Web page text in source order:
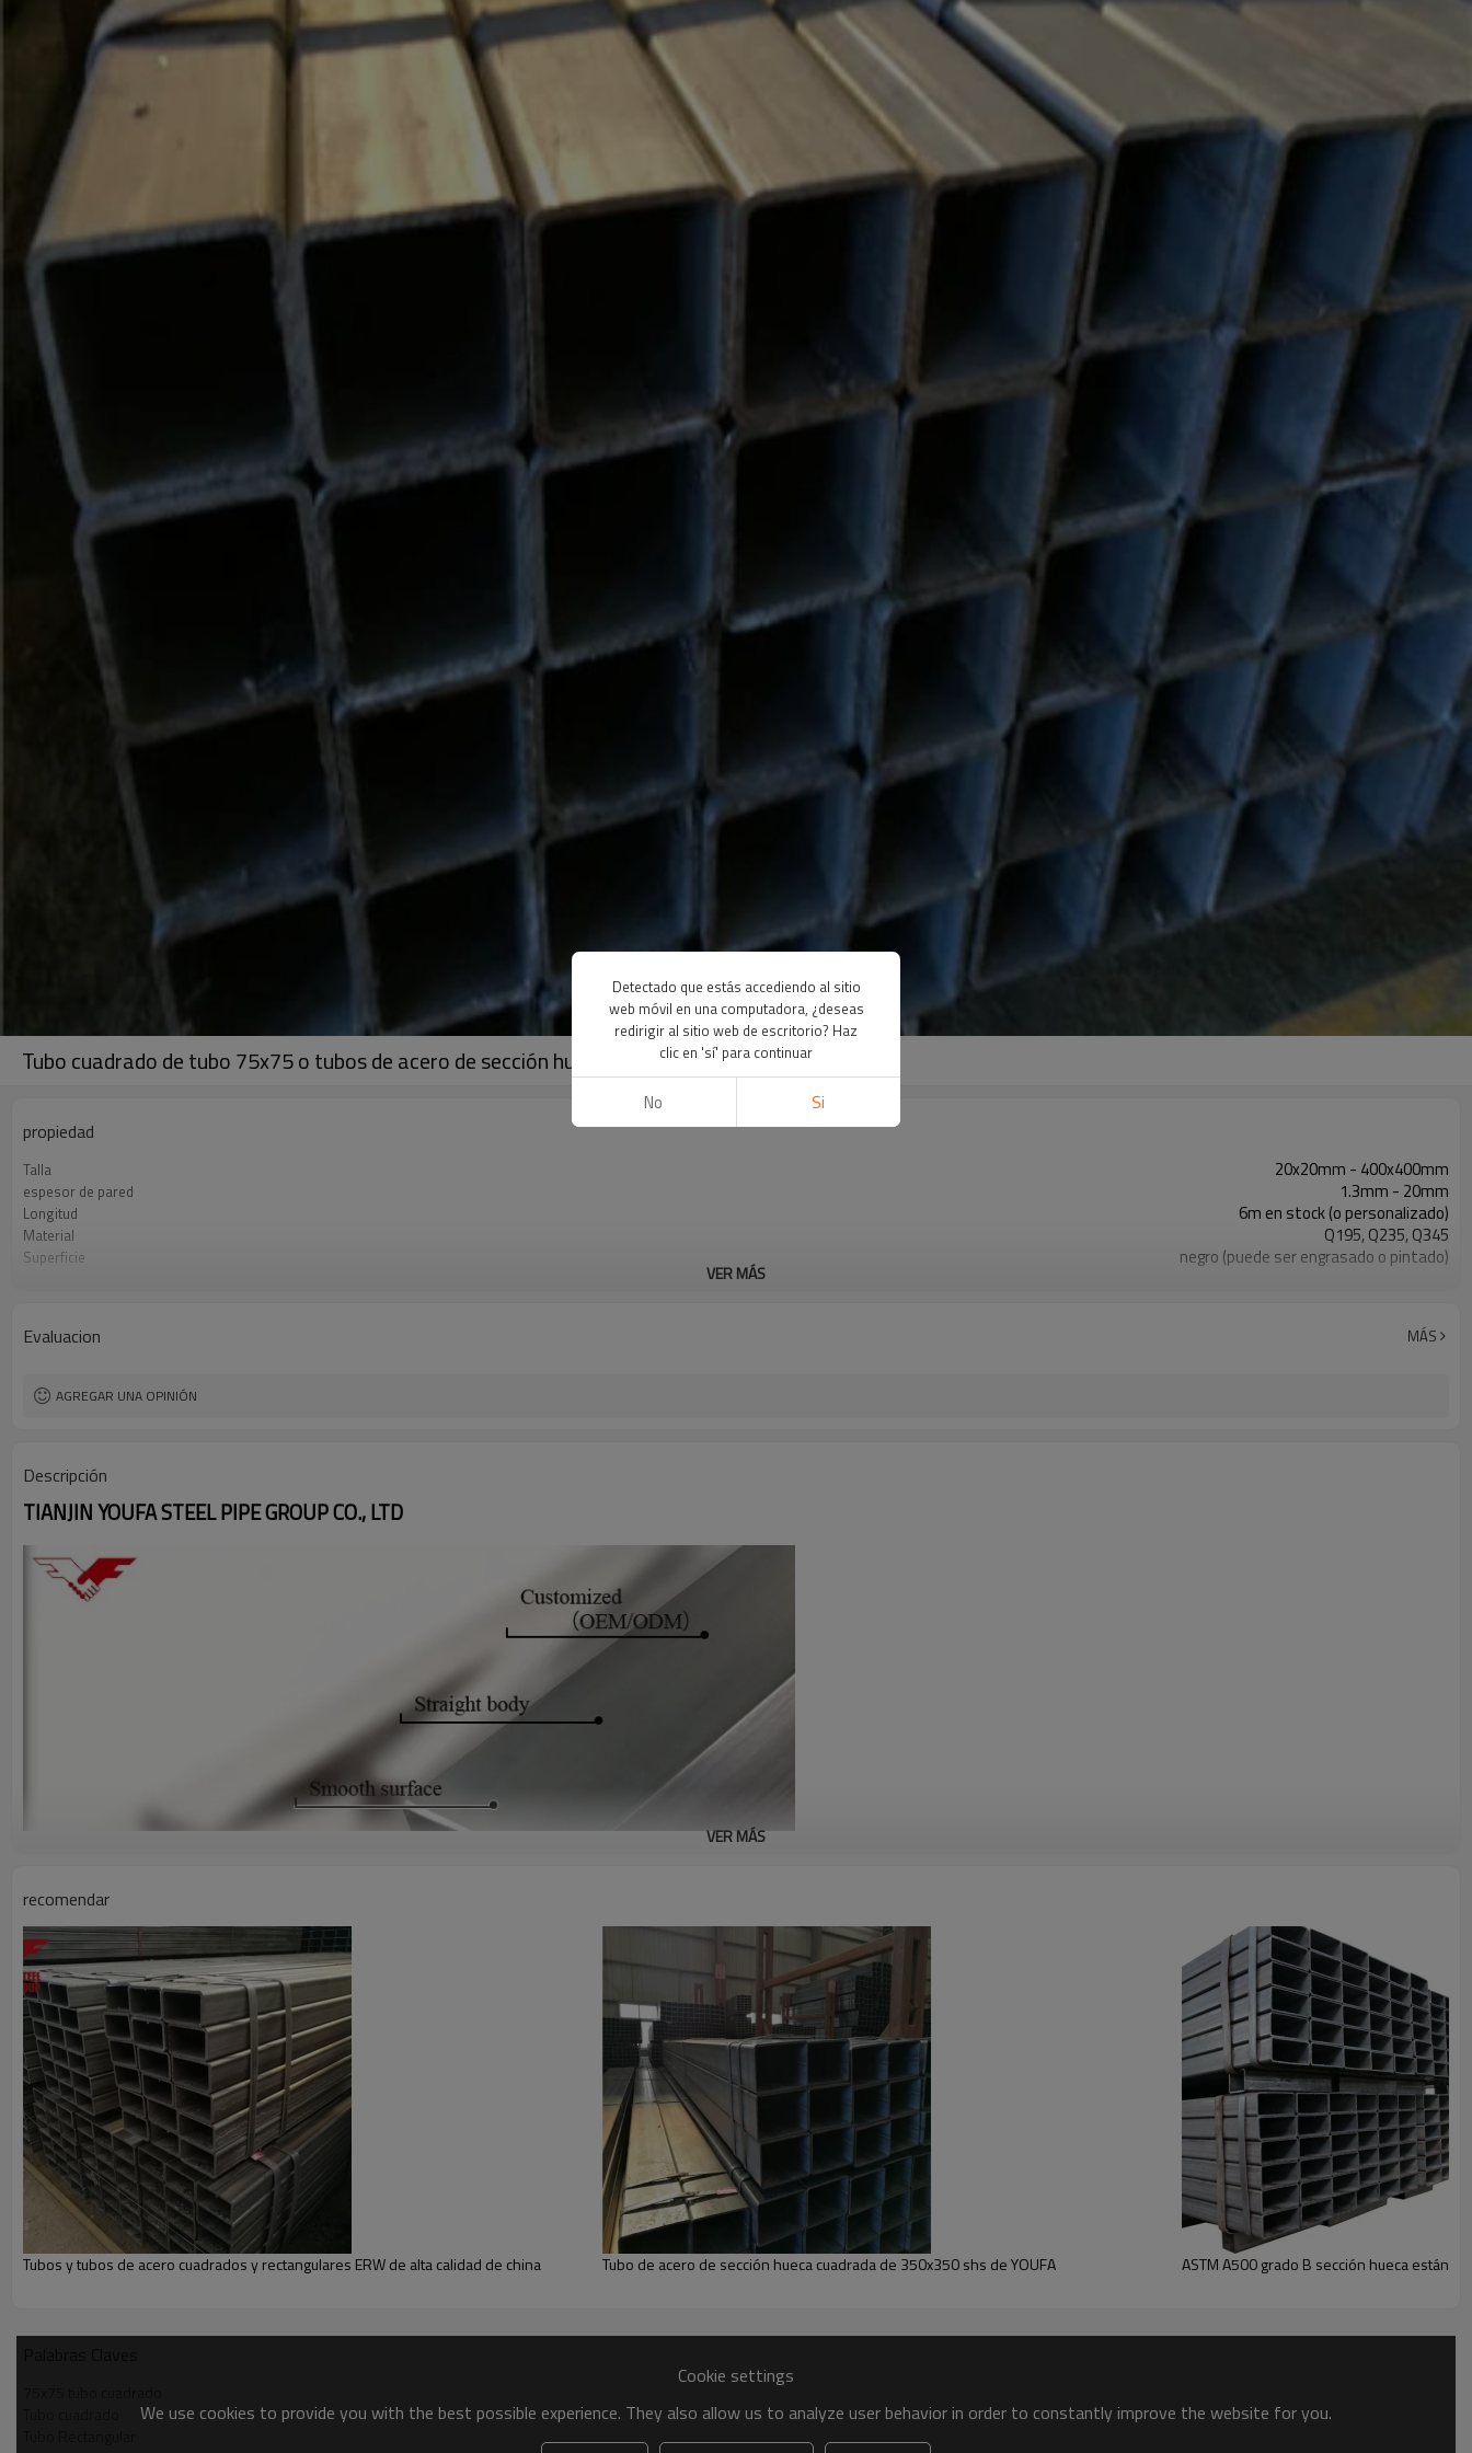
Tubo cuadrado de tubo 75x75 o tubos de acero de sección hueca rectangular
propiedad
Talla 20x20mm - 400x400mm
espesor de pared 1.3mm - 20mm
Longitud 6m en stock (o personalizado)
Material Q195, Q235, Q345
Superficie negro (puede ser engrasado o pintado)
Capacidad de producción 800,000 toneladas por año
VER MÁS
Evaluacion MÁS
AGREGAR UNA OPINIÓN
Descripción
TIANJIN YOUFA STEEL PIPE GROUP CO., LTD
Tubo de acero de sección hueca cuadrada
Tubo cuadrado
Tubo de acero rectangular
Tubo de acero cuadrado y rectangular
Tubo cuadrado de marca Youfa de alta calidad
VER MÁS
recomendar
Tubos y tubos de acero cuadrados y rectangulares ERW de alta calidad de china Tubo de acero de sección hueca cuadrada de 350x350 shs de YOUFA ASTM A500 grado B sección hueca
Cookie settings
We use cookies to provide you with the best possible experience. They also allow us to analyze user behavior in order to constantly improve the website for you.
Detectado que estás accediendo al sitio
web móvil en una computadora, ¿deseas
redirigir al sitio web de escritorio? Haz
clic en 'sí' para continuar
No Si